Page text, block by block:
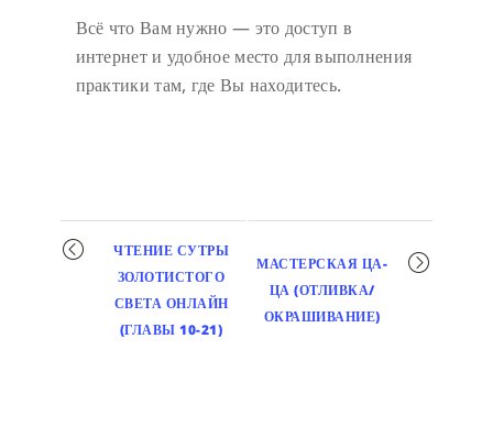
Всё что Вам нужно — это доступ в
интернет и удобное место для выполнения
практики там, где Вы находитесь.
Мероприятие
навигация
ЧТЕНИЕ СУТРЫ
ЗОЛОТИСТОГО
СВЕТА ОНЛАЙН
(ГЛАВЫ 10-21)
МАСТЕРСКАЯ ЦА-
ЦА (ОТЛИВКА/
ОКРАШИВАНИЕ)